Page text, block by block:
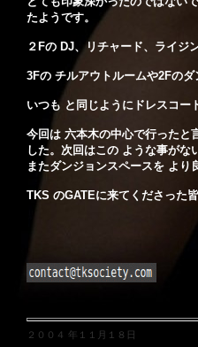
たようです。
２Fの DJ、リチャード、ライジ
3Fの チルアウトルームや2Fの
いつも と同じようにドレスコー
今回は 六本木の中心で行ったと
した。次回はこの ような事が
またダンジョンスペースを より
TKS のGATEに来てくださった
２００４ 年１１月１８日